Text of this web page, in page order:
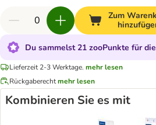
Zum
Du sammelst 21 zooPunkte für
Lieferzeit 2-3 Werktage. mehr lesen
Rückgaberechtmehr lesen
Kombinieren Sie es mit